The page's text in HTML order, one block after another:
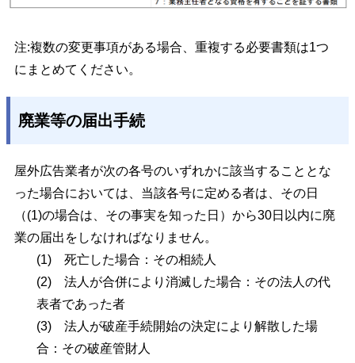
注:複数の変更事項がある場合、重複する必要書類は1つ
にまとめてください。
廃業等の届出手続
屋外広告業者が次の各号のいずれかに該当することとな
った場合においては、当該各号に定める者は、その日
（(1)の場合は、その事実を知った日）から30日以内に廃
業の届出をしなければなりません。
(1) 死亡した場合：その相続人
(2) 法人が合併により消滅した場合：その法人の代
表者であった者
(3) 法人が破産手続開始の決定により解散した場
合：その破産管財人